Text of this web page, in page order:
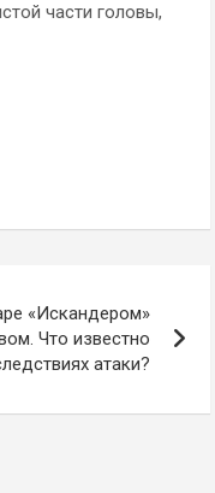
части головы,
«Искандером»
Что известно
атаки?